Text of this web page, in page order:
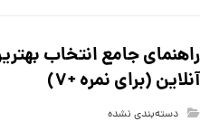
راهنمای جامع انتخاب
آنلاین (برای نمره +۷)
دسته‌بندی نشده